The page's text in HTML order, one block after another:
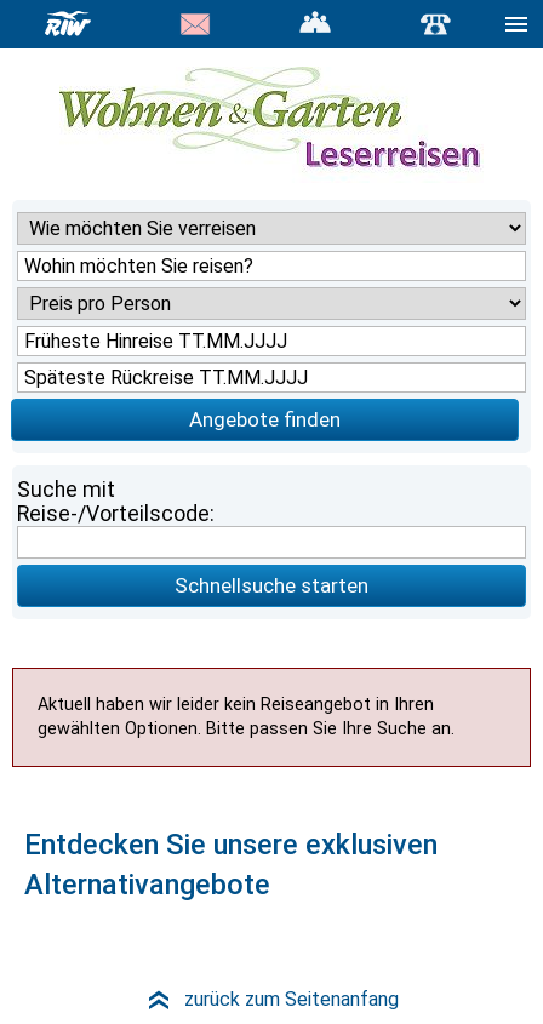
Angebote finden
Suche mit
Reise-/Vorteilscode:
Schnellsuche starten
Aktuell haben wir leider kein Reiseangebot in Ihren
gewählten Optionen. Bitte passen Sie Ihre Suche an.
Entdecken Sie unsere exklusiven
Alternativangebote
» zurück zum Seitenanfang